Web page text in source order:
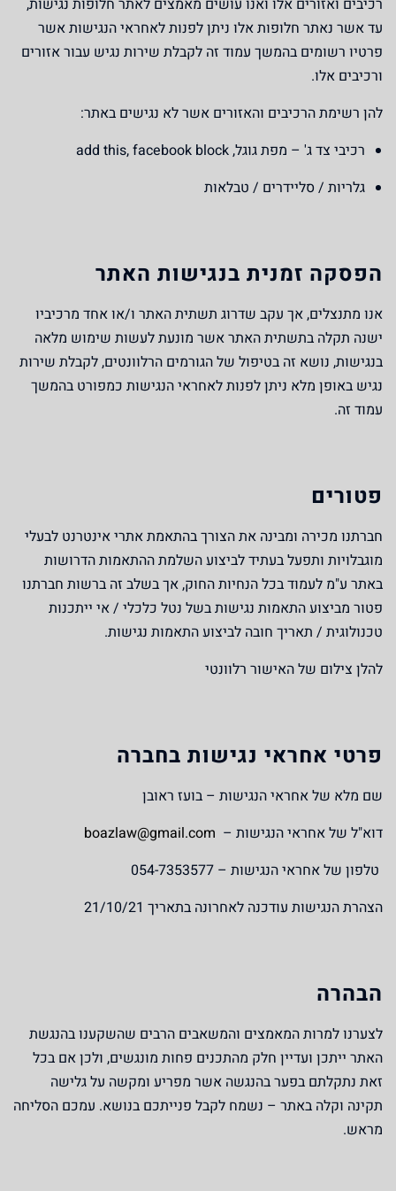
רכיבים ואזורים אלו ואנו עושים מאמצים לאתר חלופות נגישות,
עד אשר נאתר חלופות אלו ניתן לפנות לאחראי הנגישות אשר
פרטיו רשומים בהמשך עמוד זה לקבלת שירות נגיש עבור אזורים
ורכיבים אלו.
להן רשימת הרכיבים והאזורים אשר לא נגישים באתר:
רכיבי צד ג' – מפת גוגל, add this, facebook block
גלריות / סליידרים / טבלאות
הפסקה זמנית בנגישות האתר
אנו מתנצלים, אך עקב שדרוג תשתית האתר ו/או אחד מרכיביו
ישנה תקלה בתשתית האתר אשר מונעת לעשות שימוש מלאה
בנגישות, נושא זה בטיפול של הגורמים הרלוונטים, לקבלת שירות
נגיש באופן מלא ניתן לפנות לאחראי הנגישות כמפורט בהמשך
עמוד זה.
פטורים
חברתנו מכירה ומבינה את הצורך בהתאמת אתרי אינטרנט לבעלי
מוגבלויות ותפעל בעתיד לביצוע השלמת ההתאמות הדרושות
באתר ע"מ לעמוד בכל הנחיות החוק, אך בשלב זה ברשות חברתנו
פטור מביצוע התאמות נגישות בשל נטל כלכלי / אי ייתכנות
טכנולוגית / תאריך חובה לביצוע התאמות נגישות.
להלן צילום של האישור רלוונטי
פרטי אחראי נגישות בחברה
שם מלא של אחראי הנגישות – בועז ראובן
דוא"ל של אחראי הנגישות – boazlaw@gmail.com
טלפון של אחראי הנגישות – 054-7353577
הצהרת הנגישות עודכנה לאחרונה בתאריך 21/10/21
הבהרה
לצערנו למרות המאמצים והמשאבים הרבים שהשקענו בהנגשת
האתר ייתכן ועדיין חלק מהתכנים פחות מונגשים, ולכן אם בכל
זאת נתקלתם בפער בהנגשה אשר מפריע ומקשה על גלישה
תקינה וקלה באתר – נשמח לקבל פנייתכם בנושא. עמכם הסליחה
מראש.